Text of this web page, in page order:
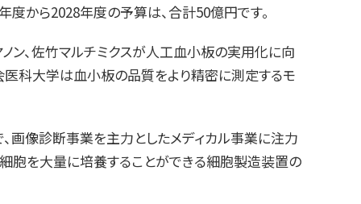
から2028年度の予算は、合計50億円です。
ン、佐竹マルチミクスが人工血小板の実用化に向
科大学は血小板の品質をより精密に測定するモ
画像診断事業を主力としたメディカル事業に注力
胞を大量に培養することができる細胞製造装置の